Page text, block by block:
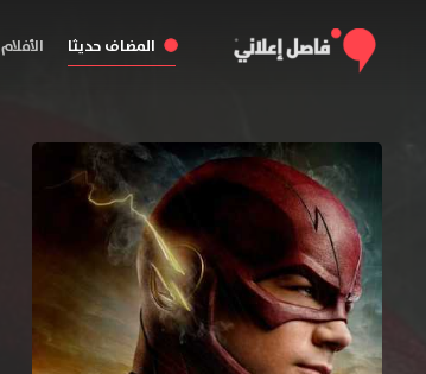
المضاف حديثا الأفلام